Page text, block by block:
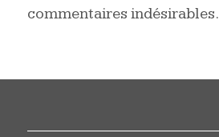
commentaires indésirables.